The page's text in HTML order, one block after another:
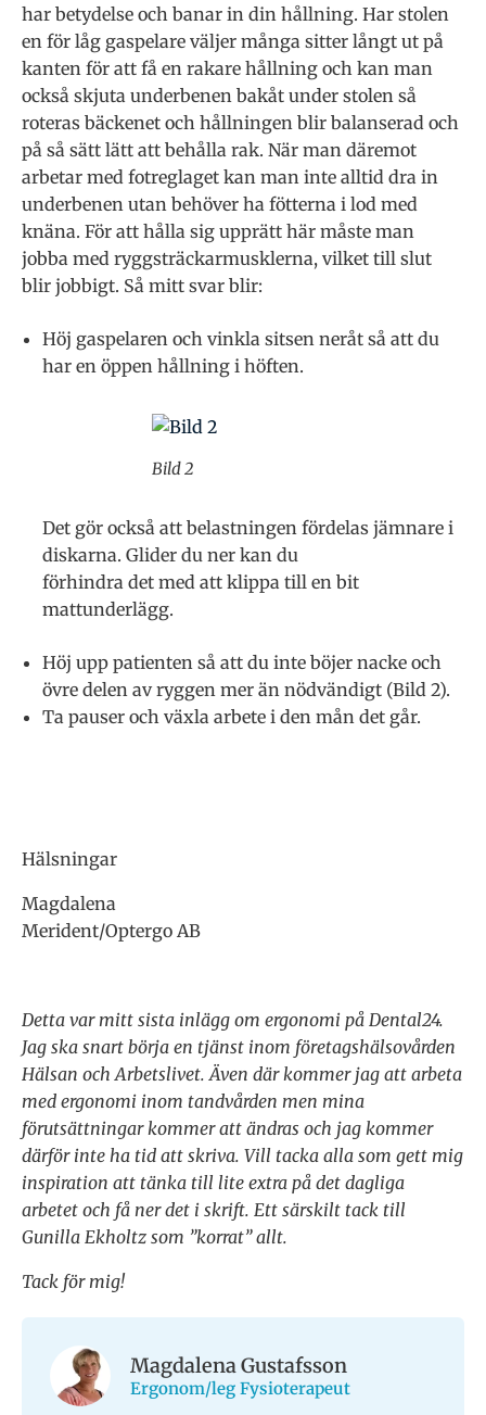
har betydelse och banar in din hållning. Har stolen
en för låg gaspelare väljer många sitter långt ut på
kanten för att få en rakare hållning och kan man
också skjuta underbenen bakåt under stolen så
roteras bäckenet och hållningen blir balanserad och
på så sätt lätt att behålla rak. När man däremot
arbetar med fotreglaget kan man inte alltid dra in
underbenen utan behöver ha fötterna i lod med
knäna. För att hålla sig upprätt här måste man
jobba med ryggsträckarmusklerna, vilket till slut
blir jobbigt. Så mitt svar blir:
Höj gaspelaren och vinkla sitsen neråt så att du
har en öppen hållning i höften.
Bild 2
Det gör också att belastningen fördelas jämnare i
diskarna. Glider du ner kan du
förhindra det med att klippa till en bit
mattunderlägg.
Höj upp patienten så att du inte böjer nacke och
övre delen av ryggen mer än nödvändigt (Bild 2).
Ta pauser och växla arbete i den mån det går.
Hälsningar
Magdalena
Merident/Optergo AB
Detta var mitt sista inlägg om ergonomi på Dental24.
Jag ska snart börja en tjänst inom företagshälsovården
Hälsan och Arbetslivet. Även där kommer jag att arbeta
med ergonomi inom tandvården men mina
förutsättningar kommer att ändras och jag kommer
därför inte ha tid att skriva. Vill tacka alla som gett mig
inspiration att tänka till lite extra på det dagliga
arbetet och få ner det i skrift. Ett särskilt tack till
Gunilla Ekholtz som ”korrat” allt.
Tack för mig!
Magdalena Gustafsson
Ergonom/leg Fysioterapeut